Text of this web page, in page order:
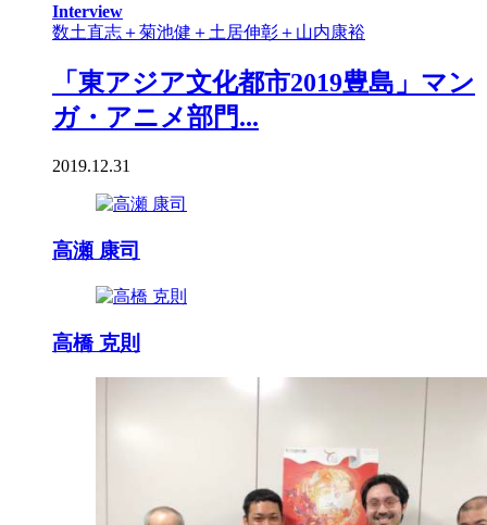
Interview
数土直志＋菊池健＋土居伸彰＋山内康裕
「東アジア文化都市2019豊島」マン
ガ・アニメ部門...
2019.12.31
高瀬 康司
高橋 克則